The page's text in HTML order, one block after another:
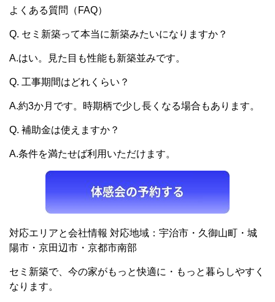
よくある質問（FAQ）
Q. セミ新築って本当に新築みたいになりますか？
A.はい。見た目も性能も新築並みです。
Q. 工事期間はどれくらい？
A.約3か月です。時期柄で少し長くなる場合もあります。
Q. 補助金は使えますか？
A.条件を満たせば利用いただけます。
対応エリアと会社情報 対応地域：宇治市・久御山町・城
陽市・京田辺市・京都市南部
セミ新築で、今の家がもっと快適に・もっと暮らしやすく
なります。